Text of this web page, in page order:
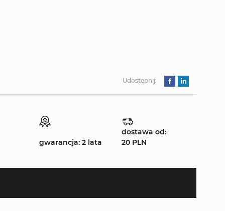
Udostępnij:
gwarancja: 2 lata
dostawa od:
20 PLN